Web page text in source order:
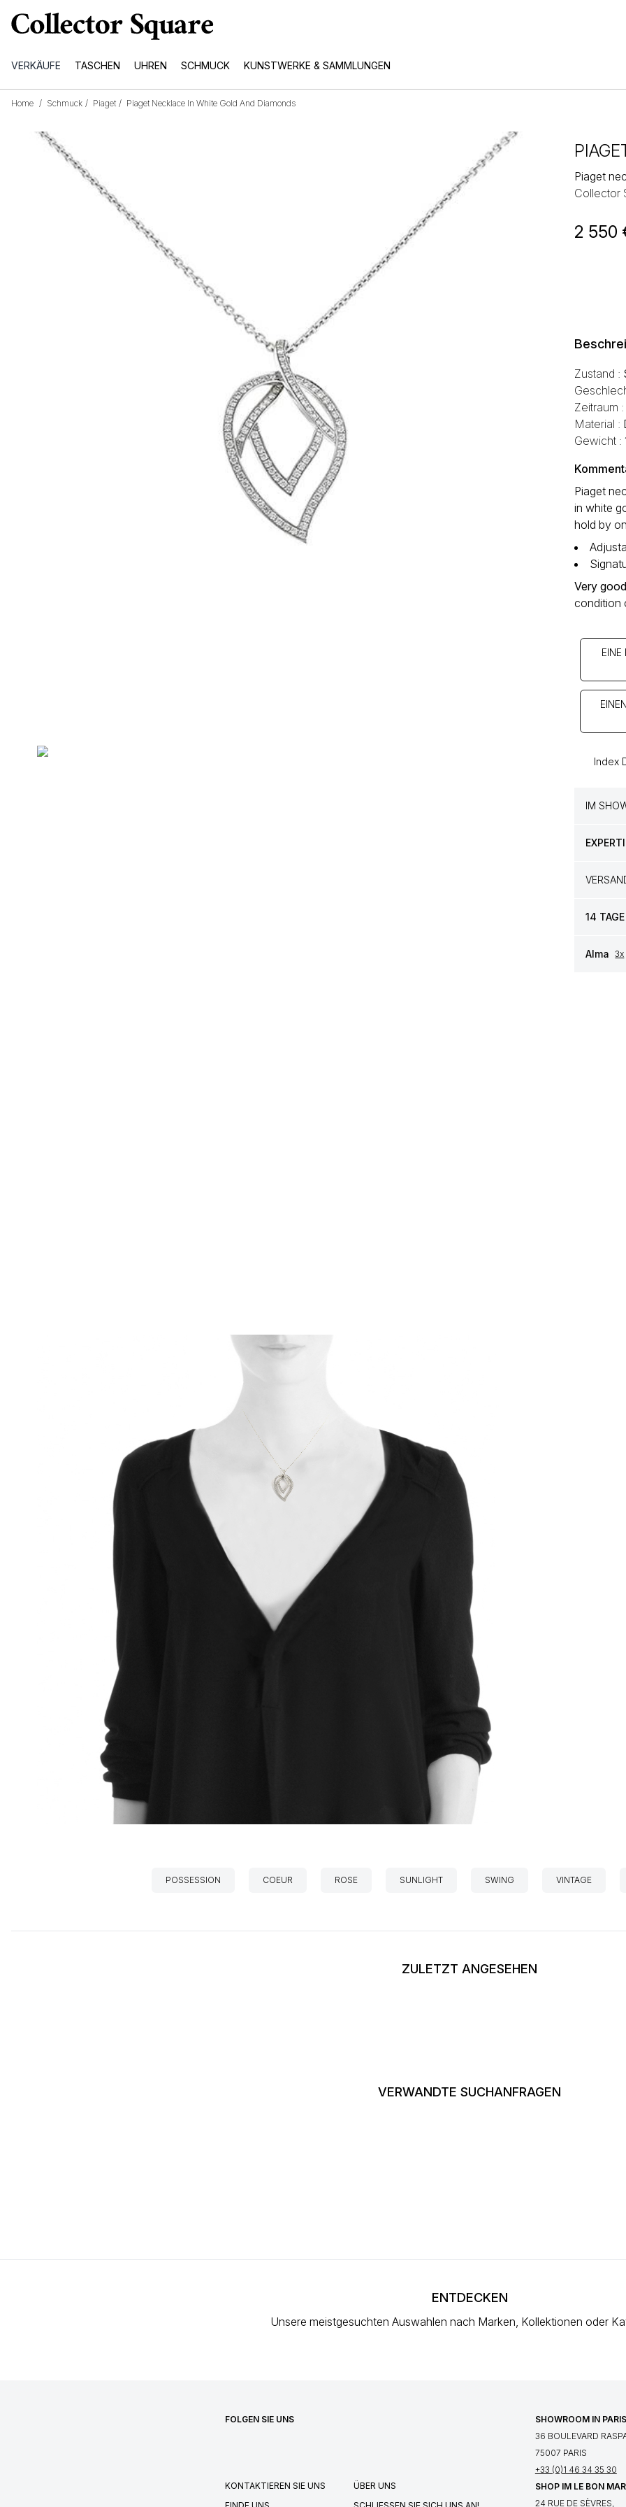
VERKÄUFE TASCHEN UHREN SCHMUCK KUNSTWERKE & SAMMLUNGEN
Home / Schmuck / Piaget / Piaget Necklace In White Gold And Diamonds
Piaget
Collector
2 550
Zustand :
Zeitraum
Material :
Gewicht :
Piaget
in white
hold by
Very
condition
EINE
Index
IM
14 TAGE
Alma 3x
POSSESSION COEUR ROSE SUNLIGHT SWING VINTAGE
ZULETZT ANGESEHEN
VERWANDTE SUCHANFRAGEN
ENTDECKEN
Unsere meistgesuchten Auswahlen nach Marken, Kollektionen oder
FOLGEN SIE UNS
KONTAKTIEREN SIE UNS
FINDE UNS
ÜBER UNS
SCHLIESSEN SIE SICH UNS AN!
SHOWROOM IN PARIS
36 BOULEVARD
75007 PARIS
+33 (0)1 46 34 35 30
SHOP IM LE BON
24 RUE DE SÈVRES,